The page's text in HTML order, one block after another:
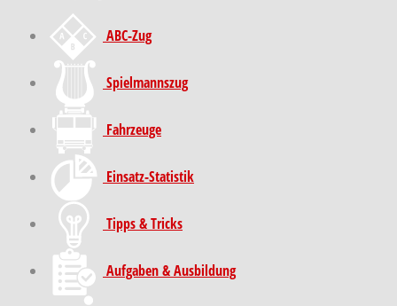
ABC-Zug
Spielmannszug
Fahrzeuge
Einsatz-Statistik
Tipps & Tricks
Aufgaben & Ausbildung